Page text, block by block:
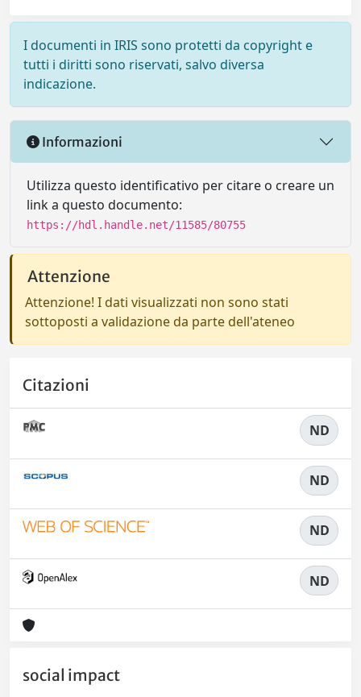
I documenti in IRIS sono protetti da copyright e
tutti i diritti sono riservati, salvo diversa
indicazione.
Informazioni
Utilizza questo identificativo per citare o creare un
link a questo documento:
https://hdl.handle.net/11585/80755
Attenzione
Attenzione! I dati visualizzati non sono stati
sottoposti a validazione da parte dell'ateneo
Citazioni
ND
ND
ND
ND
social impact